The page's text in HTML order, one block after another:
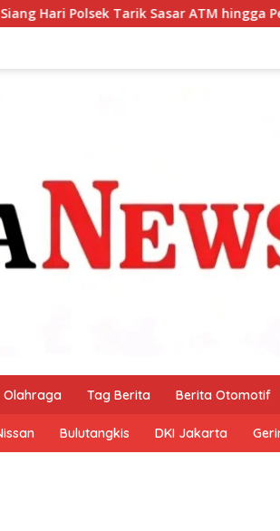
ATM hingga Pertokoan, Warga
Olahraga Tag Berita Berita Otomotif
Bulutangkis DKI Jakarta